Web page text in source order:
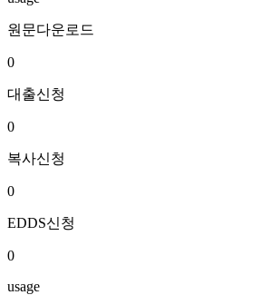
원문다운로드
0
대출신청
0
복사신청
0
EDDS신청
0
usage